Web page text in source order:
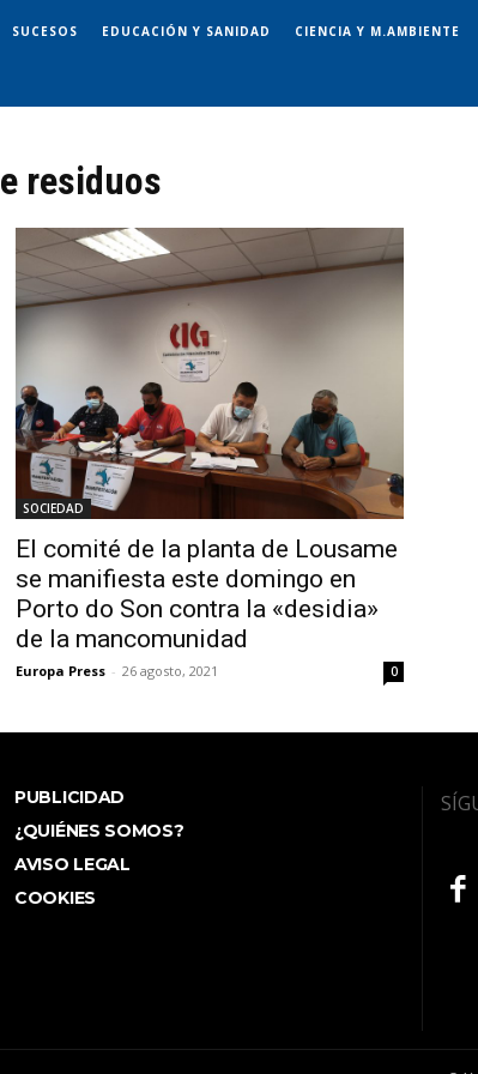
SUCESOS EDUCACIÓN Y SANIDAD CIENCIA Y M.AMBIENTE
residuos
SOCIEDAD
El comité de la planta de Lousame
se manifiesta este domingo en
Porto do Son contra la «desidia»
de la mancomunidad
Europa Press - 26 agosto, 2021 0
PUBLICIDAD
¿QUIÉNES SOMOS?
AVISO LEGAL
COOKIES